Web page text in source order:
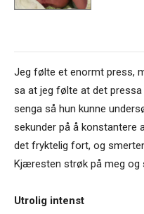
Jeg følte et enormt press,
sa at jeg følte at det
senga så hun kunne
sekunder på å konstantere
det fryktelig fort, og
Kjæresten strøk på meg og
Utrolig intenst